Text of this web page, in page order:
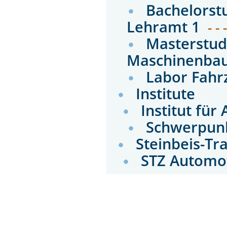
Lehramt 1
- -
Labor
Institute
Institut für
Steinbeis-
STZ